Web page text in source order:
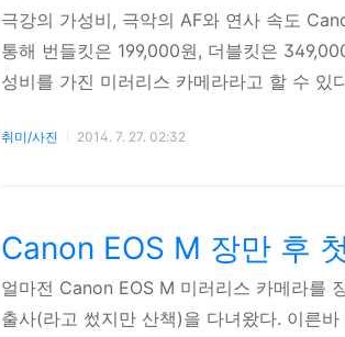
극강의 가성비, 극악의 AF와 연사 속도
통해 번들킷은 199,000원, 더블킷은
성비를 가진 미러리스 카메라라고 할 수 있
에 있어서는 값비싼 DSLR 못지 않다는 호
취미/사진 2014. 7. 27. 02:32
Canon EOS M 장만 후
얼마전 Canon EOS M 미러리스 카메라를
출사(라고 썼지만 산책)을 다녀왔다. 이른